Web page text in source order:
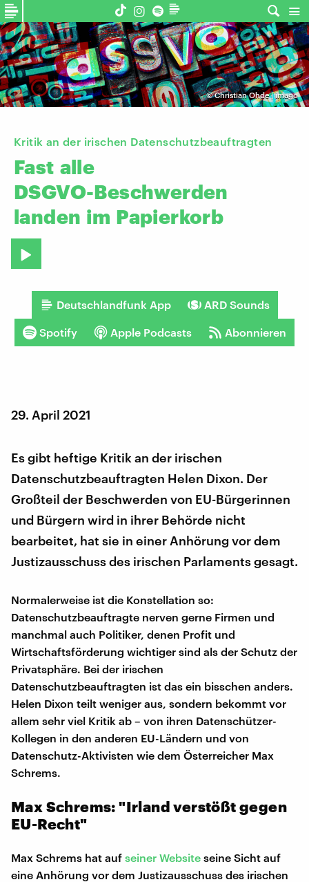
©Christian Ohde | imago
Kritik an der irischen Datenschutzbeauftragten
Fast alle
DSGVO-Beschwerden
landen im Papierkorb
Deutschlandfunk App ARD Sounds
Spotify Apple Podcasts Abonnieren
29. April 2021
Es gibt heftige Kritik an der irischen
Datenschutzbeauftragten Helen Dixon. Der
Großteil der Beschwerden von EU-Bürgerinnen
und Bürgern wird in ihrer Behörde nicht
bearbeitet, hat sie in einer Anhörung vor dem
Justizausschuss des irischen Parlaments gesagt.
Normalerweise ist die Konstellation so:
Datenschutzbeauftragte nerven gerne Firmen und
manchmal auch Politiker, denen Profit und
Wirtschaftsförderung wichtiger sind als der Schutz der
Privatsphäre. Bei der irischen
Datenschutzbeauftragten ist das ein bisschen anders.
Helen Dixon teilt weniger aus, sondern bekommt vor
allem sehr viel Kritik ab – von ihren Datenschützer-
Kollegen in den anderen EU-Ländern und von
Datenschutz-Aktivisten wie dem Österreicher Max
Schrems.
Max Schrems: "Irland verstößt gegen
EU-Recht"
Max Schrems hat auf seiner Website seine Sicht auf
eine Anhörung vor dem Justizausschuss des irischen